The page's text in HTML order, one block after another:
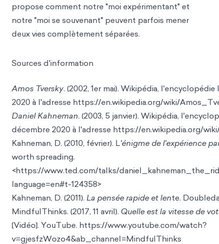
propose comment notre "moi expérimentant" et
notre "moi se souvenant" peuvent parfois mener
deux vies complètement séparées.
Sources d'information
Amos Tversky. (2002, 1er mai). Wikipédia,
2020 à l'adresse https://en.wikipedia.org/wiki/Amos
Daniel Kahneman. (2003, 5 janvier). Wikipédia,
décembre 2020 à l'adresse https://en.wikipedia.org/
Kahneman, D. (2010, février). L'énigme de l'expérience
worth spreading.
<https://www.ted.com/talks/
language=en#t-124358>
Kahneman, D. (2011). La pensée rapide et lente.
MindfulThinks. (2017, 11 avril). Quelle est la vitesse de
[Vidéo]. YouTube. https://www.youtube.com/watch?
v=gjesfzWozo4&ab_channel=MindfulThinks